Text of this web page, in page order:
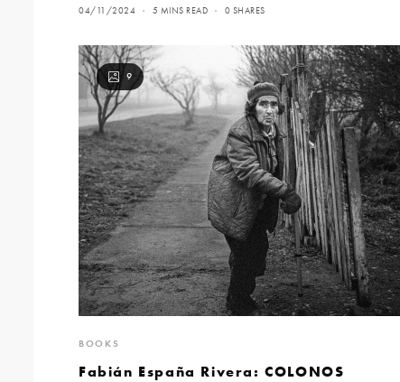
04/11/2024 5 MINS READ 0 SHARES
9
BOOKS
Fabián España Rivera: COLONOS